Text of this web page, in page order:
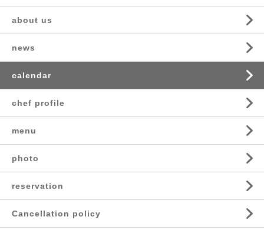
about us
news
calendar
chef profile
menu
photo
reservation
Cancellation policy